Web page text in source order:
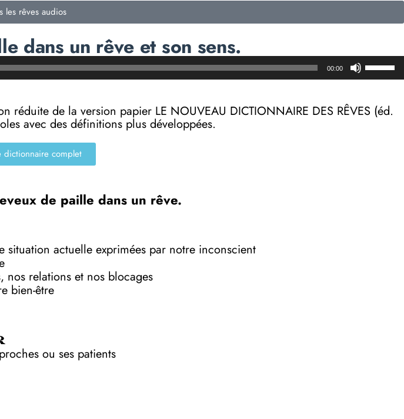
les rêves audios
dans un rêve et son sens.
00:00
haut/
pour
de la version papier LE NOUVEAU DICTIONNAIRE DES RÊVES (éd.
avec des définitions plus développées.
dictionnaire complet
de paille dans un rêve.
actuelle exprimées par notre inconscient
relations et nos blocages
bien-être
ou ses patients